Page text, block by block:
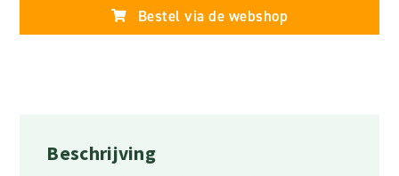
Bestel via de webshop
Beschrijving